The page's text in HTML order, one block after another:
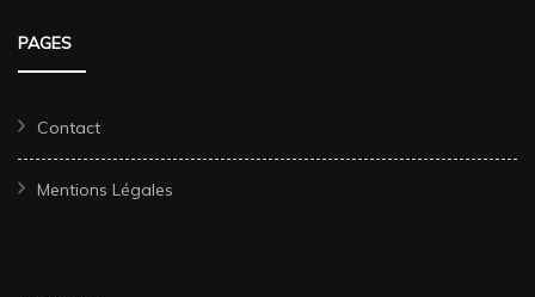
PAGES
Contact
Mentions Légales